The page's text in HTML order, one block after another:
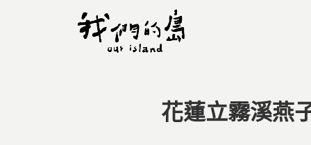
您在這裡
花蓮立霧溪燕